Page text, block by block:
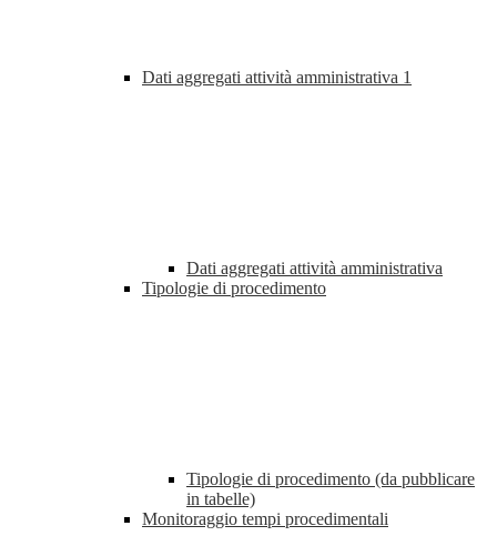
Dati aggregati attività amministrativa 1
Dati aggregati attività amministrativa
Tipologie di procedimento
Tipologie di procedimento (da pubblicare
in tabelle)
Monitoraggio tempi procedimentali